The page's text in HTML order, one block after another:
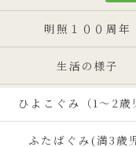
明照１００周年
生活の様子
ひよこぐみ（1〜2歳
ふたばぐみ(満3歳